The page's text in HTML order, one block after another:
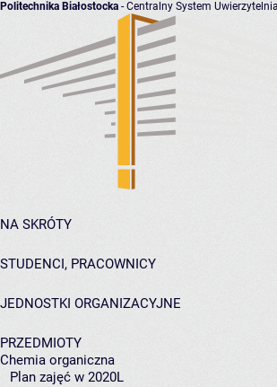
Politechnika Białostocka - Centralny System
NA SKRÓTY
STUDENCI, PRACOWNICY
JEDNOSTKI ORGANIZACYJNE
PRZEDMIOTY
Chemia organiczna
Plan zajęć w 2020L